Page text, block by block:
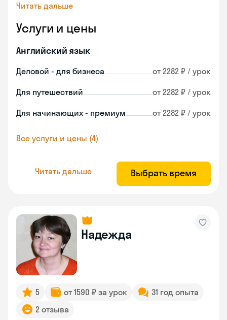
Читать дальше
Услуги и цены
Английский язык
Деловой - для бизнеса от 2282 ₽ / урок
Для путешествий от 2282 ₽ / урок
Для начинающих - премиум от 2282 ₽ / урок
Все услуги и цены (4)
Читать дальше Выбрать время
Надежда
5 от 1590 ₽ за урок
31 год опыта
2 отзыва